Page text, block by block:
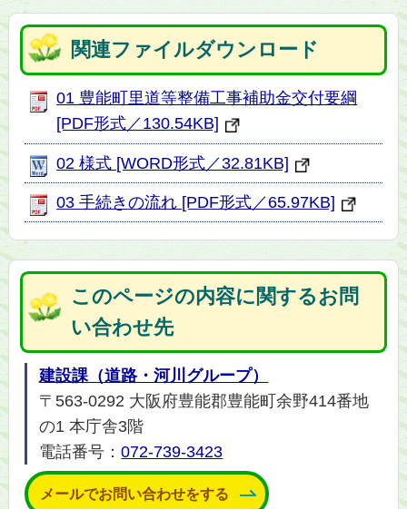
関連ファイルダウンロード
01 豊能町里道等整備工事補助金交付要綱
[PDF形式／130.54KB]
02 様式 [WORD形式／32.81KB]
03 手続きの流れ [PDF形式／65.97KB]
このページの内容に関するお問
い合わせ先
建設課（道路・河川グループ）
〒563-0292 大阪府豊能郡豊能町余野414番地
の1 本庁舎3階
電話番号：072-739-3423
メールでお問い合わせをする